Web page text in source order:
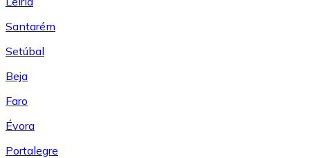
Santarém
Setúbal
Beja
Faro
Évora
Portalegre